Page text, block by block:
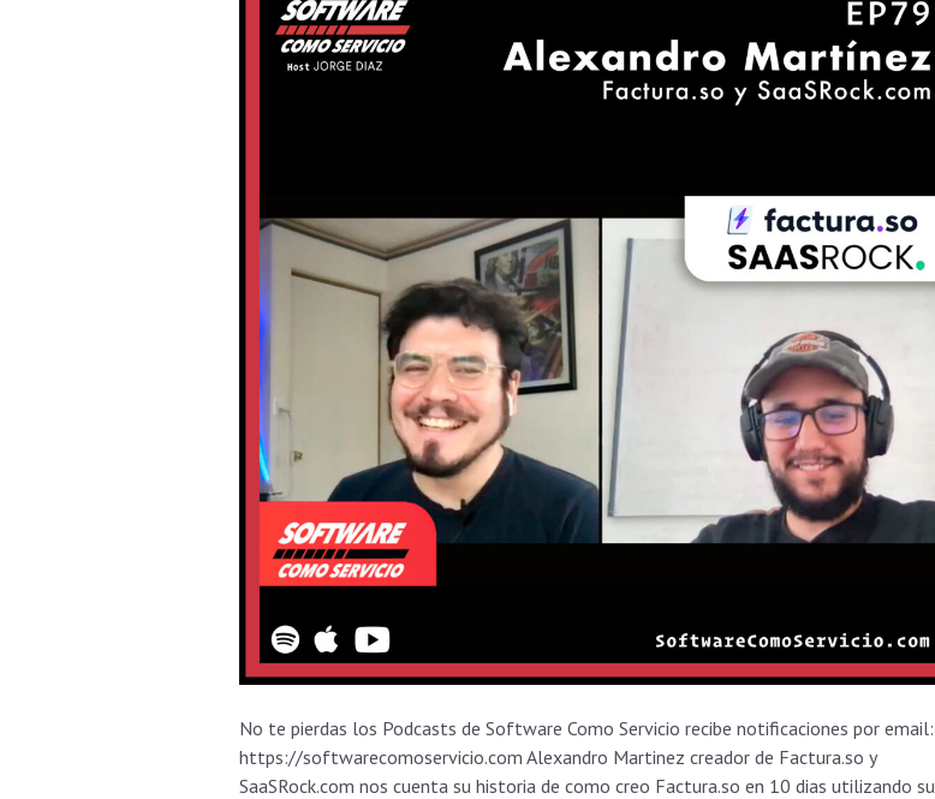
No te pierdas los Podcasts de Software Como Servicio recibe notificaciones por email:
https://softwarecomoservicio.com Alexandro Martinez creador de Factura.so y
SaaSRock.com nos cuenta su historia de como creo Factura.so en 10 dias utilizando su
SaaSRock.
B2B
Alexandro.dev